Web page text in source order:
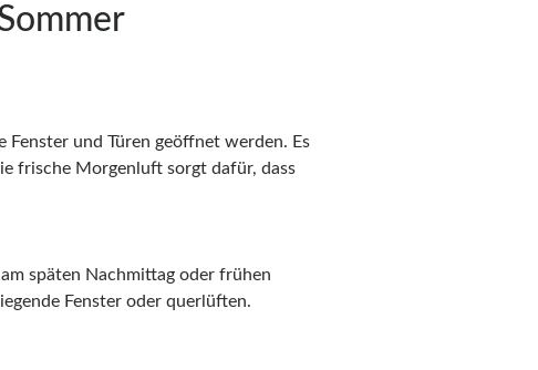
und Türen geöffnet werden. Es
frische Morgenluft sorgt dafür, dass
späten Nachmittag oder frühen
Fenster oder querlüften.